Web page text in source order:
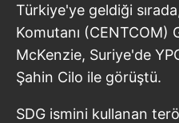
Türkiye'ye geldiği
Komutanı (CENTCOM)
McKenzie, Suriye'de
Şahin Cilo ile görüştü.
SDG ismini kullanan